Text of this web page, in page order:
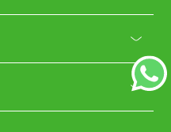
+
+